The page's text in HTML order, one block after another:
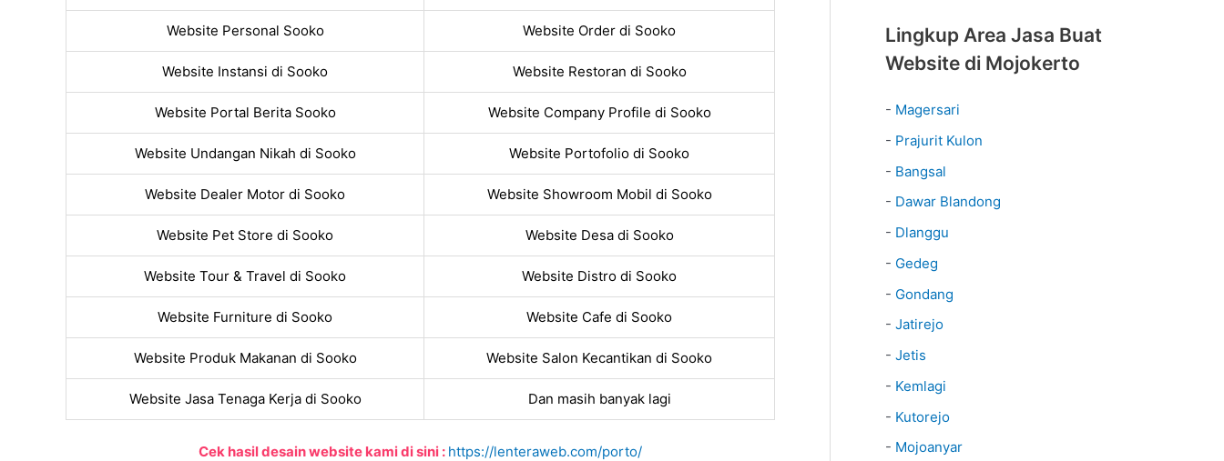
Website Personal Sooko Website Order di Sooko
Website Instansi di Sooko Website Restoran di Sooko
Website Portal Berita Sooko Website Company Profile di Sooko
Website Undangan Nikah di Sooko Website Portofolio di Sooko
Website Dealer Motor di Sooko Website Showroom Mobil di Sooko
Website Pet Store di Sooko Website Desa di Sooko
Website Tour & Travel di Sooko Website Distro di Sooko
Website Furniture di Sooko Website Cafe di Sooko
Website Produk Makanan di Sooko Website Salon Kecantikan di Sooko
Website Jasa Tenaga Kerja di Sooko Dan masih banyak lagi
Cek hasil desain website kami di sini : https://lenteraweb.com/porto/
Lingkup Area Jasa Buat
Website di Mojokerto
- Magersari
- Prajurit Kulon
- Bangsal
- Dawar Blandong
- Dlanggu
- Gedeg
- Gondang
- Jatirejo
- Jetis
- Kemlagi
- Kutorejo
- Mojoanyar